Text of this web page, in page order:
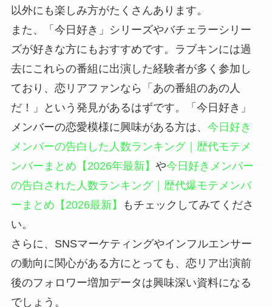
以外にも楽しみ方がたくさんあります。
また、「今日好き」シリーズやバチェラーシリー
ズが好きな方にもおすすめです。ラブキンには過
去にこれらの番組に出演した経験者が多く参加し
ており、恋リアファンなら「あの番組のあの人
だ！」という発見があるはずです。「今日好き」
メンバーの恋愛模様に興味がある方は、 今日好き
メンバーの告白した人数ランキング｜歴代モテメ
ンバーまとめ【2026年最新】 や今日好きメンバー
の告白された人数ランキング｜歴代爆モテメンバ
ーまとめ【2026最新】
もチェックしてみてくださ
い。
さらに、SNSマーケティングやインフルエンサー
の動向に関心がある方にとっても、恋リア出演前
後のフォロワー増加データは興味深い資料になる
でしょう。